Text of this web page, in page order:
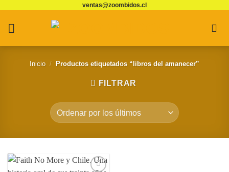
contenido
ventas@zoombidos.cl
Inicio / Productos etiquetados “libros del amanecer”
FILTRAR